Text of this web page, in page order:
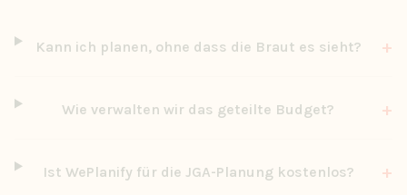
Kann ich planen, ohne dass die Braut es sieht? +
Wie verwalten wir das geteilte Budget? +
Ist WePlanify für die JGA-Planung kostenlos? +